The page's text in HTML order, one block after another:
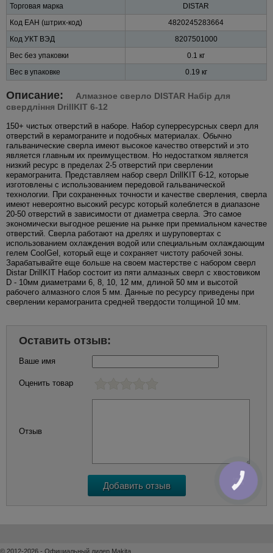
Торговая марка
DISTAR
Код ЕАН (штрих-код)
4820245283664
Код УКТ ВЭД
8207501000
Вес без упаковки
0.1 кг
Вес в упаковке
0.19 кг
Описание:
Алмазное сверло DISTAR Набір для
свердління DrillKIT 6-12
150+ чистых отверстий в наборе. Набор суперресурсных сверл для
отверстий в керамограните и подобных материалах. Обычно
гальванические сверла имеют высокое качество отверстий и это
является главным их преимуществом. Но недостатком является
низкий ресурс в пределах 2-5 отверстий при сверлении
керамогранита. Представляем набор сверл DrillKIT 6-12, которые
изготовлены с использованием передовой гальванической
технологии. При сохраненных точности и качестве сверления, сверла
имеют невероятно высокий ресурс который колеблется в диапазоне
20-50 отверстий в зависимости от диаметра сверла. Это самое
экономически выгодное решение на рынке при премиальном качестве
отверстий. Сверла работают на дрелях и шуруповертах с
использованием охлаждения водой или специальным охлаждающим
гелем CoolGel, который еще и сохраняет чистоту рабочей зоны.
Зарабатывайте еще больше на своем мастерстве с набором сверл
Distar DrillKIT Набор состоит из пяти алмазных сверл с хвостовиком
D - 10мм диаметрами 6, 8, 10, 12 мм, длиной 50 мм и высотой
рабочего алмазного слоя 5 мм. Данные по ресурсу приведены при
сверлении керамогранита средней твердости толщиной 10 мм.
Оставить отзыв:
Ваше имя
Оценить товар
Отзыв
© 2012-2026 - Официальный дилер Makita
КНОПКА
ЗВ'ЯЗКУ